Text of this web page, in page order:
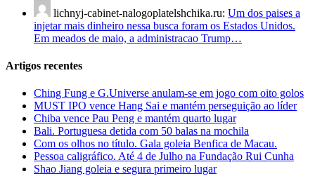
lichnyj-cabinet-nalogoplatelshchika.ru: Um dos paises a
injetar mais dinheiro nessa busca foram os Estados Unidos.
Em meados de maio, a administracao Trump…
Artigos recentes
Ching Fung e G.Universe anulam-se em jogo com oito golos
MUST IPO vence Hang Sai e mantém perseguição ao líder
Chiba vence Pau Peng e mantém quarto lugar
Bali. Portuguesa detida com 50 balas na mochila
Com os olhos no título. Gala goleia Benfica de Macau.
Pessoa caligráfico. Até 4 de Julho na Fundação Rui Cunha
Shao Jiang goleia e segura primeiro lugar